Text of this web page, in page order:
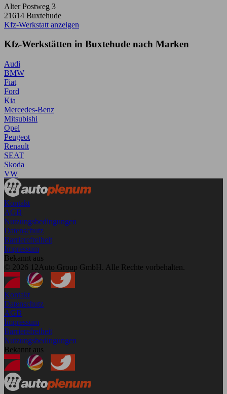
Alter Postweg 3
21614 Buxtehude
Kfz-Werkstatt anzeigen
Kfz-Werkstätten in Buxtehude nach Marken
Audi
BMW
Fiat
Ford
Kia
Mercedes-Benz
Mitsubishi
Opel
Peugeot
Renault
SEAT
Skoda
VW
Kontakt
AGB
Nutzungsbedingungen
Datenschutz
Barrierefreiheit
Impressum
Bekannt aus
© 2026 12Auto Group GmbH. Alle Rechte vorbehalten.
Kontakt
Datenschutz
AGB
Impressum
Barrierefreiheit
Nutzungsbedingungen
Bekannt aus